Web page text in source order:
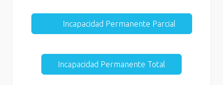
Incapacidad Permanente Parcial
Incapacidad Permanente Total